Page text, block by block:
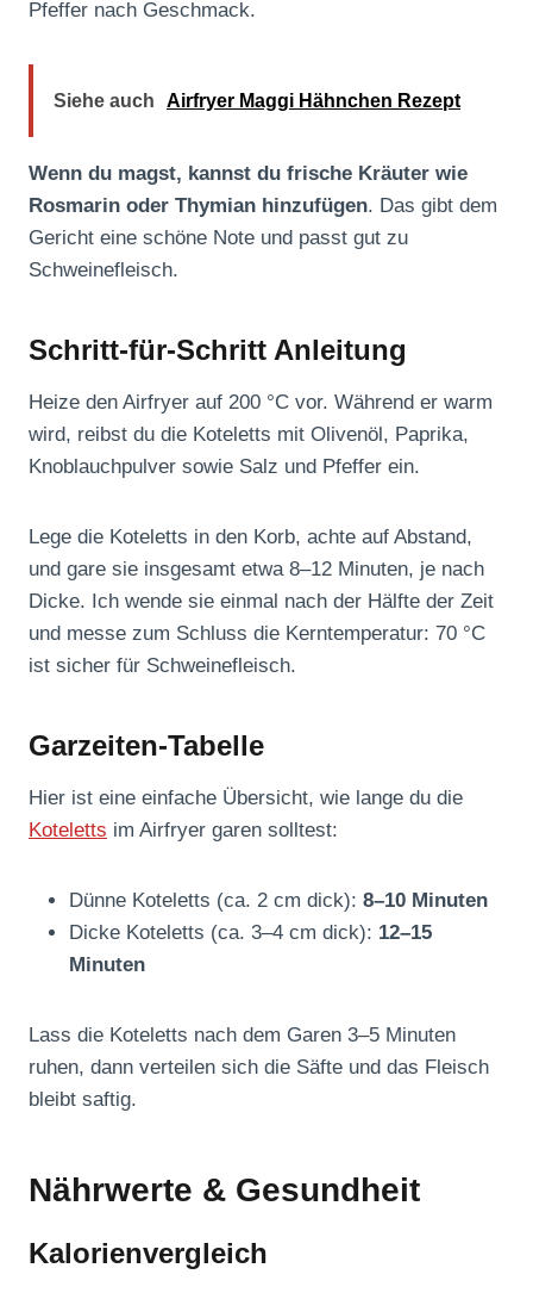
Pfeffer nach Geschmack.
Siehe auch Airfryer Maggi Hähnchen Rezept
Wenn du magst, kannst du frische Kräuter wie
Rosmarin oder Thymian hinzufügen. Das gibt dem
Gericht eine schöne Note und passt gut zu
Schweinefleisch.
Schritt-für-Schritt Anleitung
Heize den Airfryer auf 200 °C vor. Während er warm
wird, reibst du die Koteletts mit Olivenöl, Paprika,
Knoblauchpulver sowie Salz und Pfeffer ein.
Lege die Koteletts in den Korb, achte auf Abstand,
und gare sie insgesamt etwa 8–12 Minuten, je nach
Dicke. Ich wende sie einmal nach der Hälfte der Zeit
und messe zum Schluss die Kerntemperatur: 70 °C
ist sicher für Schweinefleisch.
Garzeiten-Tabelle
Hier ist eine einfache Übersicht, wie lange du die
Koteletts im Airfryer garen solltest:
Dünne Koteletts (ca. 2 cm dick): 8–10 Minuten
Dicke Koteletts (ca. 3–4 cm dick): 12–15
Minuten
Lass die Koteletts nach dem Garen 3–5 Minuten
ruhen, dann verteilen sich die Säfte und das Fleisch
bleibt saftig.
Nährwerte & Gesundheit
Kalorienvergleich